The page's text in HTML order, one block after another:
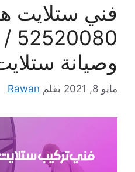
فني ستلايت
وصيانة
مايو 8, 2021 بقلم Rawan